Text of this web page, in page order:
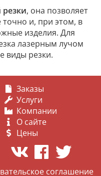
резки, она позволяет
и, при этом, в
изделия. Для
лазерным лучом
виды резки.
Заказы
Услуги
Компании
О сайте
Цены
соглашение